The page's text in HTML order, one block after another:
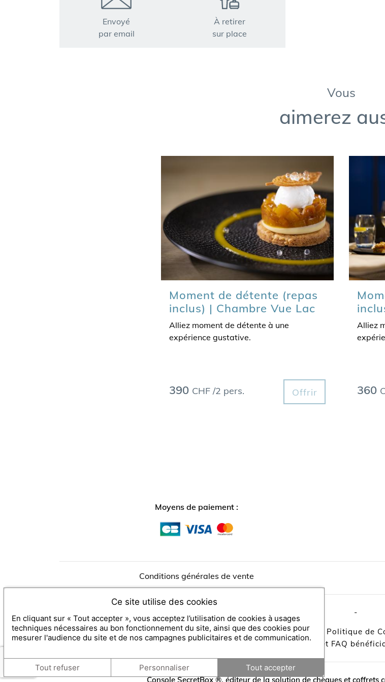
Envoyé
par email
À retirer
sur place
Vous
aimerez
Moment de détente (repas
inclus) | Chambre Vue Lac
Alliez moment de détente à une
expérience gustative.
390 CHF /2 pers. Offrir
Alliez
360
Moyens de paiement :
Conditions générales de vente
-
FAQ acheteur-Mentions légales- contact Politique de
Échanger / consulter mon bon et FAQ
Console SecretBox ®, éditeur de la solution de chèques et coffrets
Ce site utilise des cookies
En cliquant sur « Tout accepter », vous acceptez l’utilisation de cookies à usages
techniques nécessaires au bon fonctionnement du site, ainsi que des cookies pour
mesurer l'audience du site et de nos campagnes publicitaires et de communication.
Tout refuser Personnaliser Tout accepter